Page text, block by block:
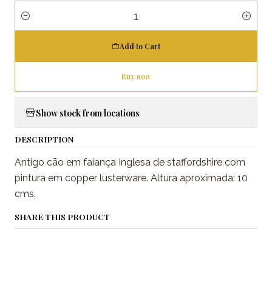
Quantity
Add to Cart
Buy now
Show stock from locations
DESCRIPTION
Antigo cão em faiança Inglesa de staffordshire com
pintura em copper lusterware. Altura aproximada: 10
cms.
SHARE THIS PRODUCT